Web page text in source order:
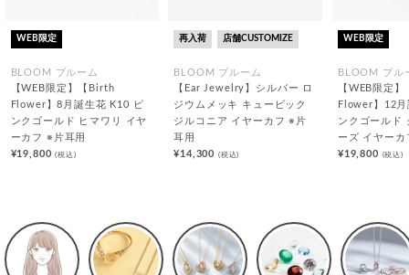
WEB限定
BLOOM ブルーム
【WEB限定】【Birth
Flower】8月誕生花 K10 ピ
ンクゴールド ヒマワリ イヤ
ーカフ ※片耳用
¥19,800(税込)
再入荷 店舗CUSTOMIZE
BLOOM ブルーム
【Ear Jewelry】シルバー ロ
ジウムメッキ キュービック
ジルコニア イヤーカフ ※片
耳用
¥14,300 (税込)
WEB限定
BLOOM ブル
【WEB限定
Flower】12
ンクゴールド
ーズ イヤー
¥19,800 (税込)